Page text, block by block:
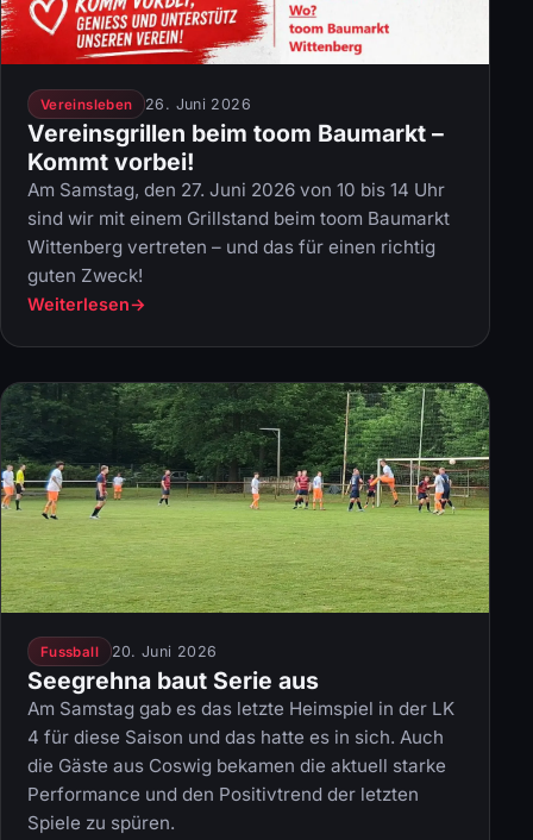
Vereinsleben 26. Juni 2026
Vereinsgrillen beim toom Baumarkt –
Kommt vorbei!
Am Samstag, den 27. Juni 2026 von 10 bis 14 Uhr
sind wir mit einem Grillstand beim toom Baumarkt
Wittenberg vertreten – und das für einen richtig
guten Zweck!
Weiterlesen
Fussball 20. Juni 2026
Seegrehna baut Serie aus
Am Samstag gab es das letzte Heimspiel in der LK
4 für diese Saison und das hatte es in sich. Auch
die Gäste aus Coswig bekamen die aktuell starke
Performance und den Positivtrend der letzten
Spiele zu spüren.